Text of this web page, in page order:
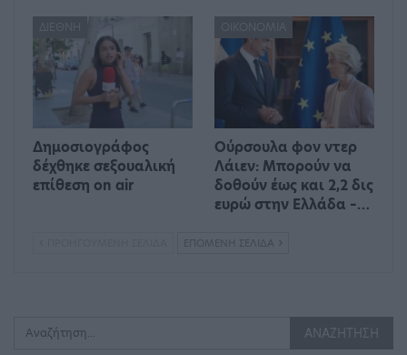
ΔΙΕΘΝΉ
Δημοσιογράφος
δέχθηκε σεξουαλική
επίθεση on air
ΟΙΚΟΝΟΜΊΑ
Ούρσουλα φον ντερ
Λάιεν: Μπορούν να
δοθούν έως και 2,2 δις
ευρώ στην Ελλάδα –…
ΕΠΌΜΕΝΗ ΣΕΛΊΔΑ